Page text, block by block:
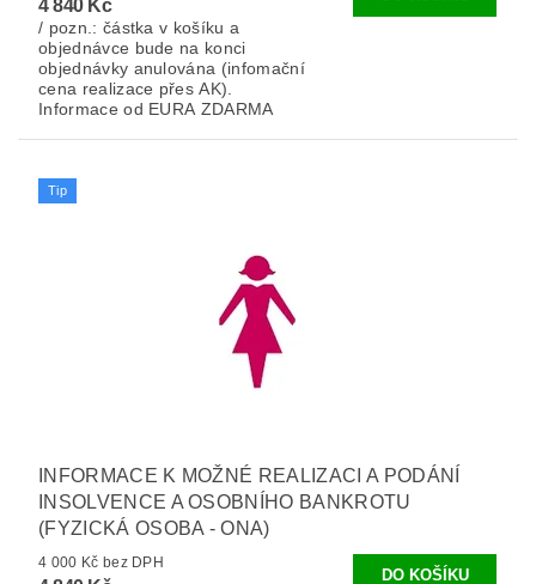
4 840 Kč
/ pozn.: částka v košíku a
objednávce bude na konci
objednávky anulována (infomační
cena realizace přes AK).
Informace od EURA ZDARMA
Tip
INFORMACE K MOŽNÉ REALIZACI A PODÁNÍ
INSOLVENCE A OSOBNÍHO BANKROTU
(FYZICKÁ OSOBA - ONA)
4 000 Kč bez DPH